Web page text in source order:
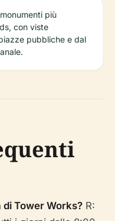
più
con viste
pubbliche e dal
di Tower Works? R: